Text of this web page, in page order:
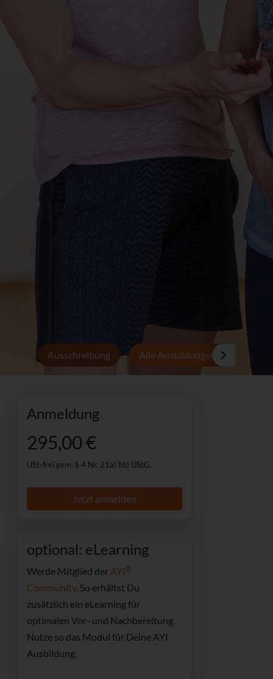
Ausschreibung Alle Ausbildungen
Anmeldung
295,00 €
USt-frei gem. § 4 Nr. 21a) bb) UStG.
Jetzt anmelden
optional: eLearning
Werde Mitglied der AYI ®
Community. So erhältst Du
zusätzlich ein eLearning für
optimalen Vor- und Nachbereitung.
Nutze so das Modul für Deine AYI
Ausbildung.